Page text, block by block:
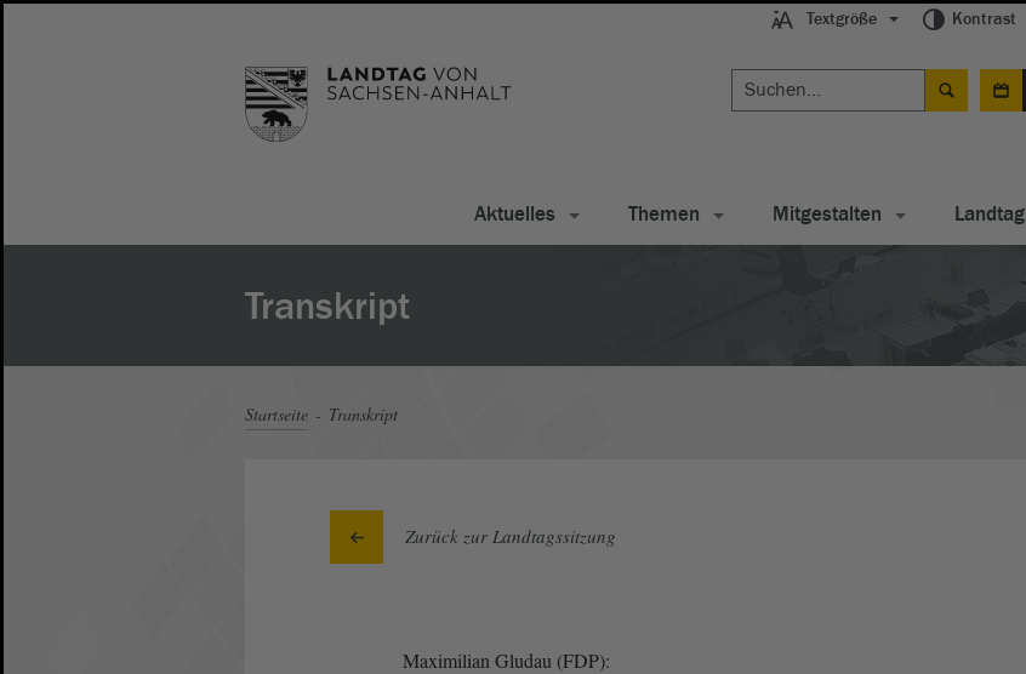
Textgröße Kontrast
Aktuelles Themen Mitgestalten Landtag
Transkript
Startseite Transkript
Zurück zur Landtagssitzung
Maximilian Gludau (FDP):